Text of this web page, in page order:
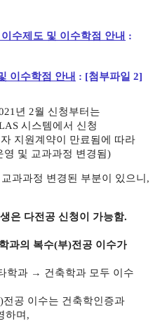
수제도 및 이수학점 안내 :
이수학점 안내 : [첨부파일 2]
년 2월 신청부터는
시스템에서 신청
원계약이 만료됨에 따라
영 및 교과과정 변경됨)
과과정 변경된 부분이 있으니,
은 다전공 신청이 가능함.
과의 복수(부)전공 이수가
과 → 건축학과 모두 이수
이수는 건축학인증과
하며,